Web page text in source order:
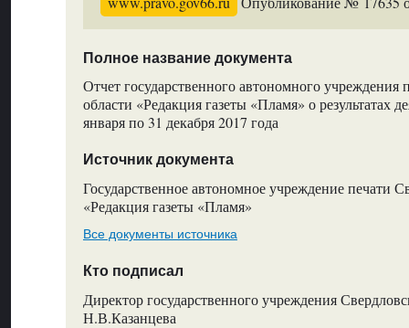
Полное название документа
Отчет государственного автономного учреждения
области «Редакция газеты «Пламя» о результатах
января по 31 декабря 2017 года
Источник документа
Государственное автономное учреждение печати
«Редакция газеты «Пламя»
Все документы источника
Кто подписал
Директор государственного учреждения
Н.В.Казанцева